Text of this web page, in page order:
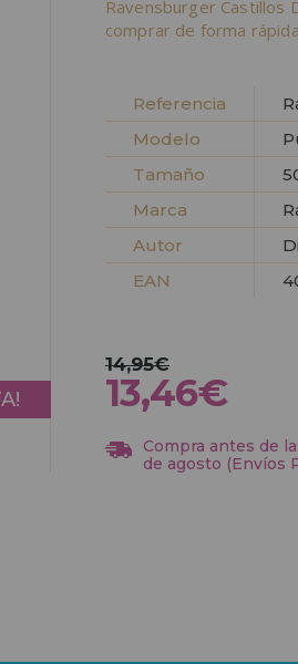
Ravensburger Castillos
comprar de forma
Referencia
Modelo
Tamaño
Marca
Autor
EAN
14,95€
13,46€
Compra antes de
de agosto (Envíos